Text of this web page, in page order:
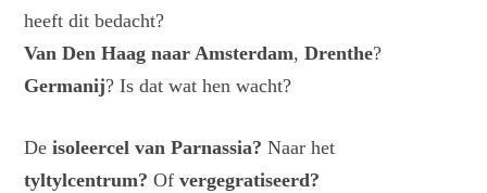
heeft dit bedacht?
Van Den Haag naar Amsterdam,Drenthe?
Germanij? Is dat wat hen wacht?
Deisoleercel van Parnassia? Naar het
tyltylcentrum?Ofvergegratiseerd?